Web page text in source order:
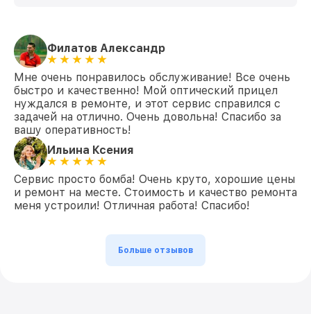
Филатов Александр
Мне очень понравилось обслуживание! Все очень
быстро и качественно! Мой оптический прицел
нуждался в ремонте, и этот сервис справился с
задачей на отлично. Очень довольна! Спасибо за
вашу оперативность!
Ильина Ксения
Сервис просто бомба! Очень круто, хорошие цены
и ремонт на месте. Стоимость и качество ремонта
меня устроили! Отличная работа! Спасибо!
Больше отзывов